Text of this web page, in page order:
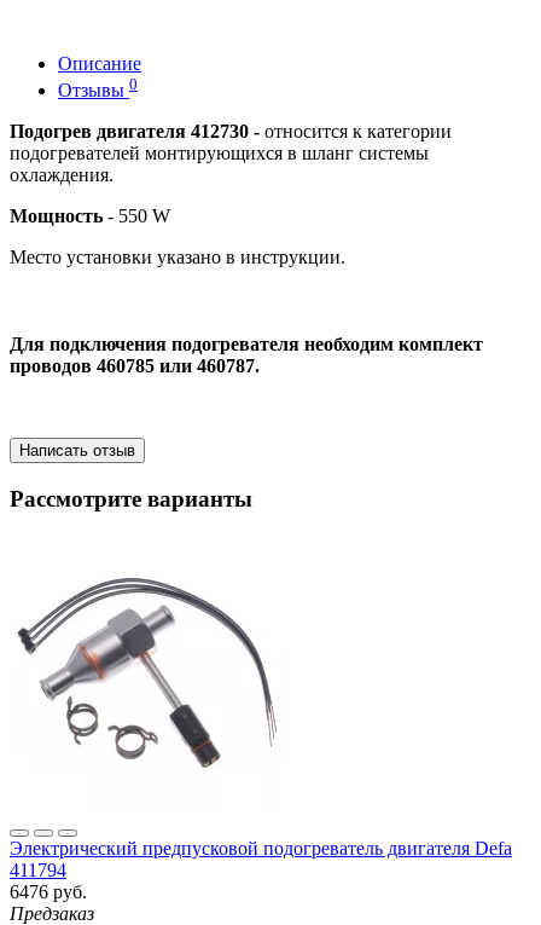
Описание
Отзывы 0
Подогрев двигателя 412730 - относится к категории
подогревателей монтирующихся в шланг системы
охлаждения.
Мощность - 550 W
Место установки указано в инструкции.
Для подключения подогревателя необходим комплект
проводов 460785 или 460787.
Написать отзыв
Рассмотрите варианты
Электрический предпусковой подогреватель двигателя Defa
411794
6476 руб.
Предзаказ